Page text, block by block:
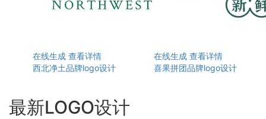
在线生成 查看详情
西北净土品牌logo设计
在线生成 查看详情
喜果拼团品牌logo设计
最新LOGO设计